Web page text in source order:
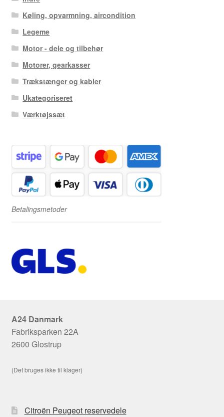
Køling, opvarmning, aircondition
Legeme
Motor - dele og tilbehør
Motorer, gearkasser
Trækstænger og kabler
Ukategoriseret
Værktøjssæt
Betalingsmetoder
A24 Danmark
Fabriksparken 22A
2600 Glostrup
(Det bruges ikke til klager)
Citroën Peugeot reservedele